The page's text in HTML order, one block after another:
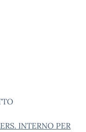
INTERNO PER